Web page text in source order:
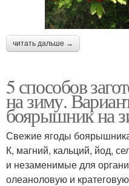
читать дальше →
5 способов
на зиму.
боярышник на
Свежие ягоды
К, магний, кальций, йод,
и незаменимые для
олеаноловую и